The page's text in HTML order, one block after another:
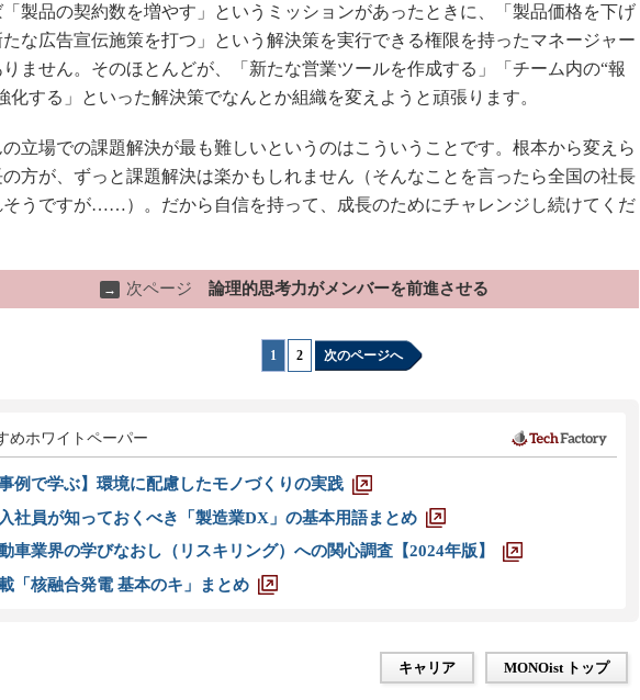
製品の契約数を増やす」というミッションがあったときに、「製品価格を下げ
たな広告宣伝施策を打つ」という解決策を実行できる権限を持ったマネージャー
ません。そのほとんどが、「新たな営業ツールを作成する」「チーム内の“報
化する」といった解決策でなんとか組織を変えようと頑張ります。
立場での課題解決が最も難しいというのはこういうことです。根本から変えら
方が、ずっと課題解決は楽かもしれません（そんなことを言ったら全国の社長
そうですが……）。だから自信を持って、成長のためにチャレンジし続けてくだ
→ 次ページ 論理的思考力がメンバーを前進させる
1 2 次のページへ
めホワイトペーパー
事例で学ぶ】環境に配慮したモノづくりの実践
社員が知っておくべき「製造業DX」の基本用語まとめ
車業界の学びなおし（リスキリング）への関心調査【2024年版】
「核融合発電 基本のキ」まとめ
キャリア MONOist トップ